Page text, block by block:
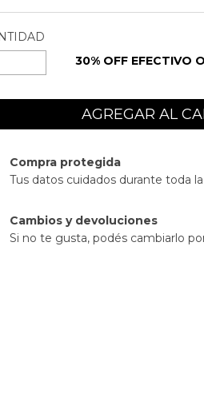
30% OFF EFECTIVO
Compra protegida
Tus datos cuidados durante toda
Cambios y devoluciones
Si no te gusta, podés cambiarlo